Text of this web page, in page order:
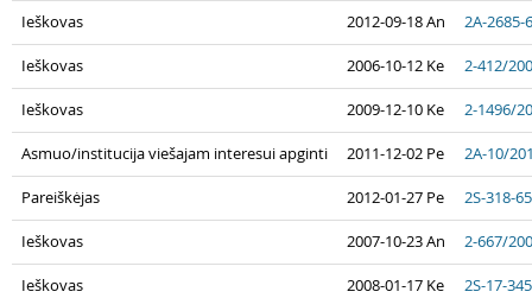
Ieškovas 2012-09-18 An 2A-2685-
Ieškovas 2006-10-12 Ke 2-412/
Ieškovas 2009-12-10 Ke 2-1496/
Asmuo/institucija viešajam interesui apginti 2011-12-02 Pe 2A-10/
Pareiškėjas 2012-01-27 Pe 2S-318-
Ieškovas 2007-10-23 An 2-667/
Ieškovas 2008-01-17 Ke 2S-17-